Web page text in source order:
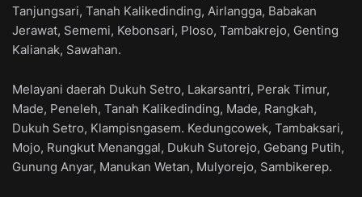
Tanjungsari, Tanah Kalikedinding, Airlangga, Babakan
Jerawat, Sememi, Kebonsari, Ploso, Tambakrejo, Genting
Kalianak, Sawahan.
Melayani daerah Dukuh Setro, Lakarsantri, Perak Timur,
Made, Peneleh, Tanah Kalikedinding, Made, Rangkah,
Dukuh Setro, Klampisngasem. Kedungcowek, Tambaksari,
Mojo, Rungkut Menanggal, Dukuh Sutorejo, Gebang Putih,
Gunung Anyar, Manukan Wetan, Mulyorejo, Sambikerep.